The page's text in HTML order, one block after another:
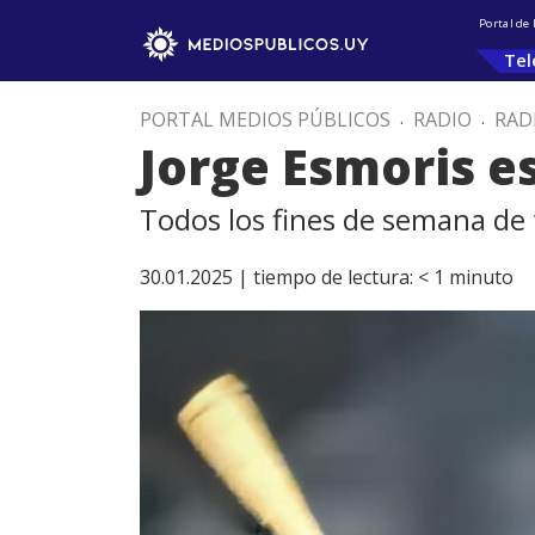
Portal de
PORTAL MEDIOS PÚBLICOS . RADIO .
Jorge Esmoris
Todos los fines de semana
30.01.2025 | tiempo de lectura: < 1 minuto